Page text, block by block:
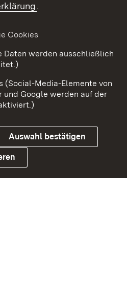
Kontakt
Datenschutz
.
Cookies
Daten werden ausschließlich
(Social-Media-Elemente von
und Google werden auf der
Auswahl bestätigen